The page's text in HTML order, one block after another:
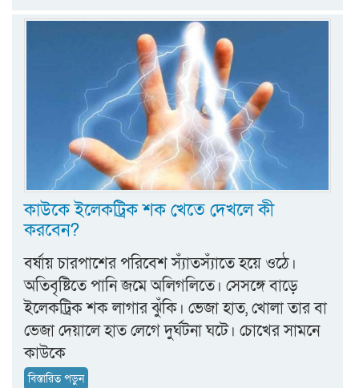
কাউকে ইলেকট্রিক শক খেতে দেখলে কী
করবেন?
বর্ষায় চারপাশের পরিবেশ স্যাঁতস্যাঁতে হয়ে ওঠে।
অতিবৃষ্টিতে পানি জমে অলিগলিতে। সেসঙ্গে বাড়ে
ইলেকট্রিক শক লাগার ঝুঁকি। ভেজা হাত, খোলা তার বা
ভেজা দেয়ালে হাত লেগে দুর্ঘটনা ঘটে। চোখের সামনে
কাউকে
বিস্তারিত পড়ুন